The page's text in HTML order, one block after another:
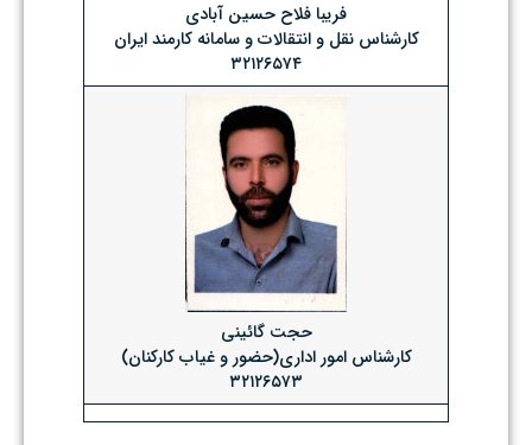
فریبا فلاح حسین آبادی
کارشناس نقل و انتقالات و سامانه کارمند ایران
۳۲۱۲۶۵۷۴
حجت گائینی
کارشناس امور اداری(حضور و غیاب کارکنان)
۳۲۱۲۶۵۷۳